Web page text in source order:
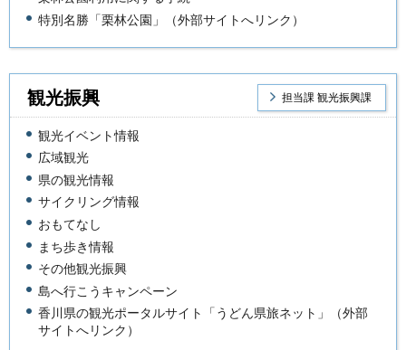
特別名勝「栗林公園」（外部サイトへリンク）
観光振興 担当課 観光振興課
観光イベント情報
広域観光
県の観光情報
サイクリング情報
おもてなし
まち歩き情報
その他観光振興
島へ行こうキャンペーン
香川県の観光ポータルサイト「うどん県旅ネット」（外部
サイトへリンク）